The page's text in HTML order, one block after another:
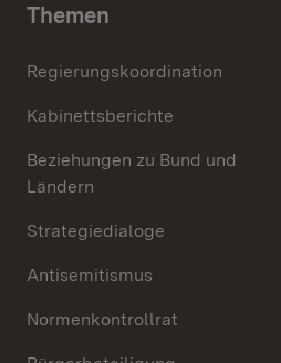
Themen
Regierungskoordination
Kabinettsberichte
Beziehungen zu Bund und
Ländern
Strategiedialoge
Antisemitismus
Normenkontrollrat